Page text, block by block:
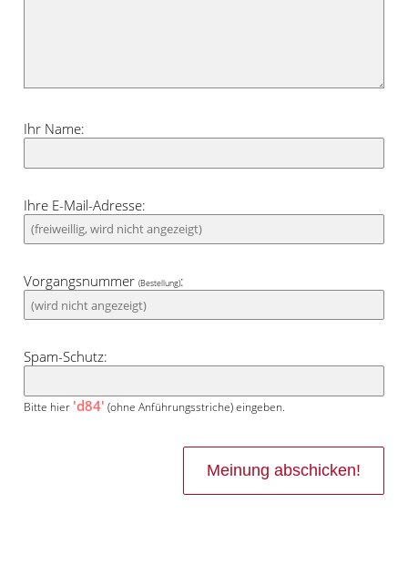
Ihr Name:
Ihre E-Mail-Adresse:
Vorgangsnummer(Bestellung):
Spam-Schutz:
Bitte hier 'd84' (ohne Anführungsstriche) eingeben.